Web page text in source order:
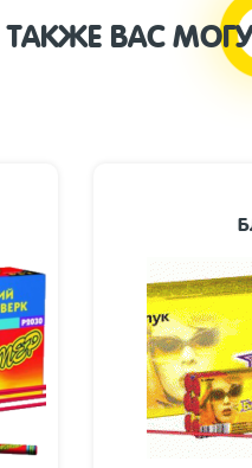
ТАКЖЕ ВАС
Высота
взлета, м:
Размеры
упаковки,
кг:
8